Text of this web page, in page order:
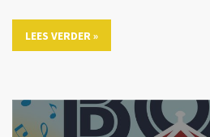
LEES VERDER »